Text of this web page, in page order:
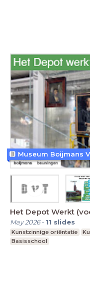
Het Depot Werkt
May 2026- 11 slides
Kunstzinnige oriëntatie
Basisschool
Museum Boijmans